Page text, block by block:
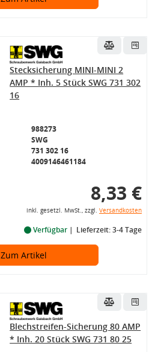
Stecksicherung MINI-MINI 2
AMP * Inh. 5 Stück SWG 731 302
16
988273
SWG
731 302 16
4009146461184
8,33 €
inkl. gesetzl. MwSt., zzgl. Versandkosten
Verfügbar Lieferzeit: 3-4 Tage
Zum Artikel
Blechstreifen-Sicherung 80 AMP
* Inh. 20 Stück SWG 731 80 25